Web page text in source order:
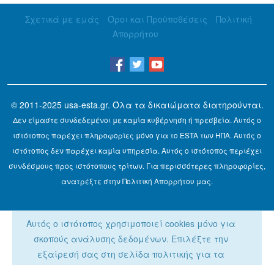
Σχετικά με εμάς Όροι και Προϋποθέσεις
Πολιτική
Απορρήτου
© 2011-2025 usa-esta.gr. Όλα τα δικαιώματα διατηρούνται.
Δεν είμαστε συνδεδεμένοι με καμία κυβέρνηση ή πρεσβεία. Αυτός ο
ιστότοπος παρέχει πληροφορίες μόνο για το ESTA των ΗΠΑ. Αυτός ο
ιστότοπος δεν παρέχει καμία υπηρεσία. Αυτός ο ιστότοπος περιέχει
συνδέσμους προς ιστότοπους τρίτων. Για περισσότερες πληροφορίες,
ανατρέξτε στην Πολιτική Απορρήτου μας.
Αυτός ο ιστότοπος χρησιμοποιεί cookies μόνο για
σκοπούς ανάλυσης δεδομένων. Επιλέξτε την
εξαίρεσή σας στη σελίδα πολιτικής για τα